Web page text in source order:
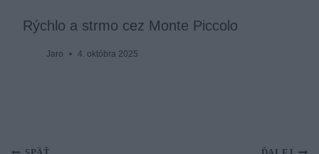
Rýchlo a strmo cez Monte Piccolo
Jaro 4. októbra 2025